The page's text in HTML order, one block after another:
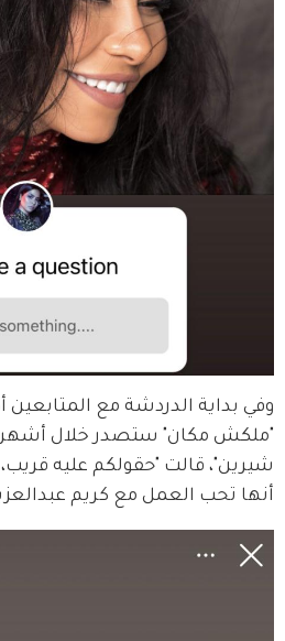
وفي بداية الدردشة مع
"ملكش مكان" ستصدر خلال
شيرين"، قالت "حقولكم عليه
أنها تحب العمل مع كريم